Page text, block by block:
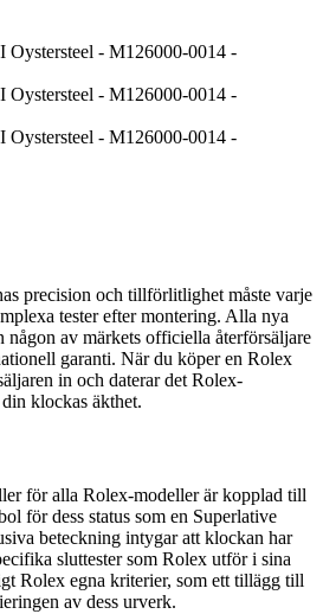
precision och tillförlitlighet måste varje
tester efter montering. Alla nya
av märkets officiella återförsäljare
garanti. När du köper en Rolex
in och daterar det Rolex-
klockas äkthet.
för alla Rolex-modeller är kopplad till
för dess status som en Superlative
beteckning intygar att klockan har
sluttester som Rolex utför i sina
Rolex egna kriterier, som ett tillägg till
av dess urverk.